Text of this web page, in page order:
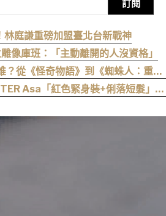
訂閱
林庭謙重磅加盟臺北台新戰神
像庫班：「主動離開的人沒資格」
從《怪奇物語》到《蜘蛛人：重生
長成好萊塢新生代女星
Asa「紅色緊身裝+俐落短髮」與
，粉絲狂刷「ASA Wong」